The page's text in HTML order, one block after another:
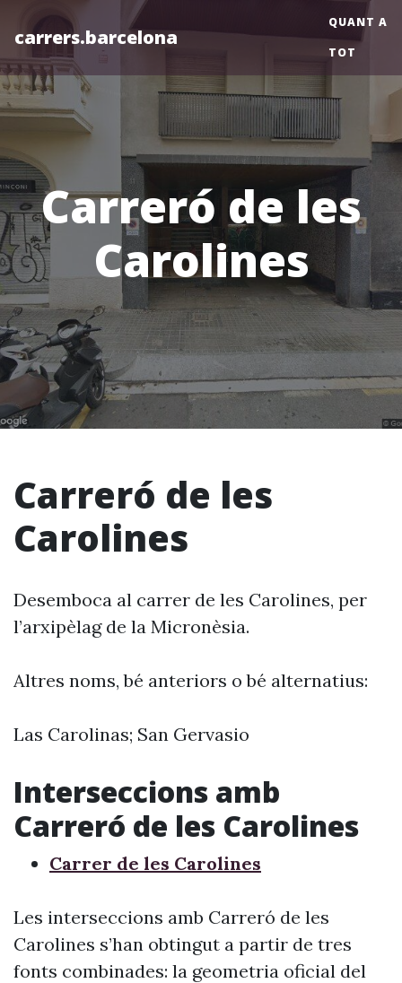
carrers.barcelona
QUANT A
TOT
Carreró de les
Carolines
Carreró de les
Carolines
Desemboca al carrer de les Carolines, per
l’arxipèlag de la Micronèsia.
Altres noms, bé anteriors o bé alternatius:
Las Carolinas; San Gervasio
Interseccions amb
Carreró de les Carolines
Carrer de les Carolines
Les interseccions amb Carreró de les
Carolines s’han obtingut a partir de tres
fonts combinades: la geometria oficial del